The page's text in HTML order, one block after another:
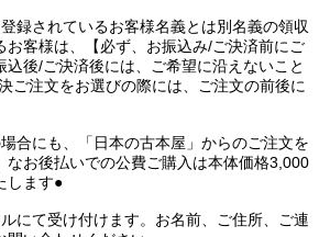
録されているお客様名義とは別名義の領収
お客様は、【必ず、お振込み/ご決済前にご
込後/ご決済後には、ご希望に沿えないこと
ご注文をお選びの際には、ご注文の前後に
合にも、「日本の古本屋」からのご注文を
なお後払いでの公費ご購入は本体価格3,000
します●
にて受け付けます。お名前、ご住所、ご連